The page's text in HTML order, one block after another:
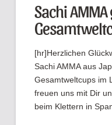
Sachi
[hr]Herzlichen
Sachi AMMA aus
Gesamtweltcups im
freuen uns mit Dir
beim Klettern in